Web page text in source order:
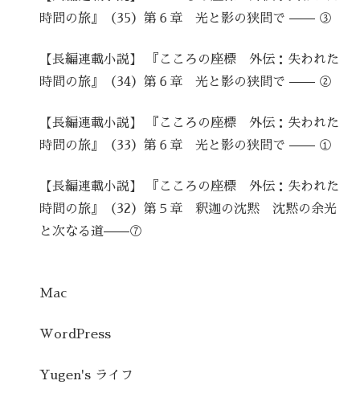
時間の旅』（35）第６章 光と影の狭間で —— ③
【長編連載小説】 『こころの座標 外伝：失われた
時間の旅』（34）第６章 光と影の狭間で —— ②
【長編連載小説】 『こころの座標 外伝：失われた
時間の旅』（33）第６章 光と影の狭間で —— ①
【長編連載小説】 『こころの座標 外伝：失われた
時間の旅』（32）第５章 釈迦の沈黙 沈黙の余光
と次なる道——⑦
Mac
WordPress
Yugen's ライフ